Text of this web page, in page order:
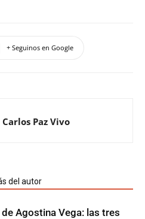
+ Seguinos en Google
Paz Vivo
del autor
Agostina Vega: las tres